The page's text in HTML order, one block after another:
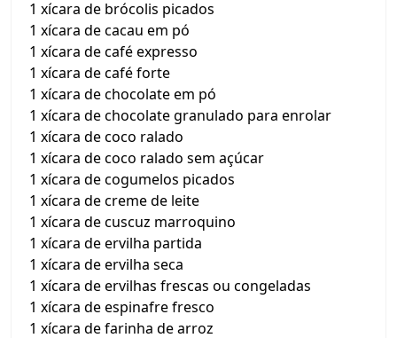
1 xícara de brócolis picados
1 xícara de cacau em pó
1 xícara de café expresso
1 xícara de café forte
1 xícara de chocolate em pó
1 xícara de chocolate granulado para enrolar
1 xícara de coco ralado
1 xícara de coco ralado sem açúcar
1 xícara de cogumelos picados
1 xícara de creme de leite
1 xícara de cuscuz marroquino
1 xícara de ervilha partida
1 xícara de ervilha seca
1 xícara de ervilhas frescas ou congeladas
1 xícara de espinafre fresco
1 xícara de farinha de arroz